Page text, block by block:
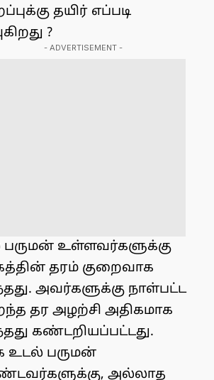
தயிர் எப்படி
?
- ADVERTISEMENT -
உள்ளவர்களுக்கு
தரம் குறைவாக
அவர்களுக்கு நாள்பட்ட
தர அழற்சி அதிகமாக
கண்டறியப்பட்டது.
உடல் பருமன்
அல்லாத